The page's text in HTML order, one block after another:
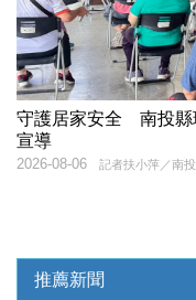
守護居家安全 南投縣
宣導
記者扶小萍／南
2026-08-06
推薦新聞